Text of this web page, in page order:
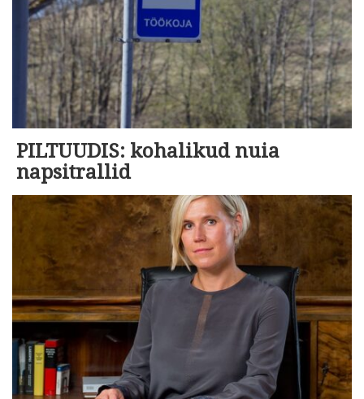
PILTUUDIS: kohalikud nuia
napsitrallid